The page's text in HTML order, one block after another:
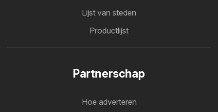
Lijst van steden
Productlijst
Partnerschap
Hoe adverteren